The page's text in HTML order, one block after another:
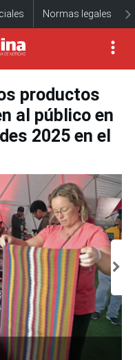
Normas legales
productos
al público en
2025 en el